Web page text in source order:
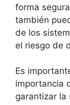
forma
también
de los
el riesgo de
Es
importancia
garantizar la